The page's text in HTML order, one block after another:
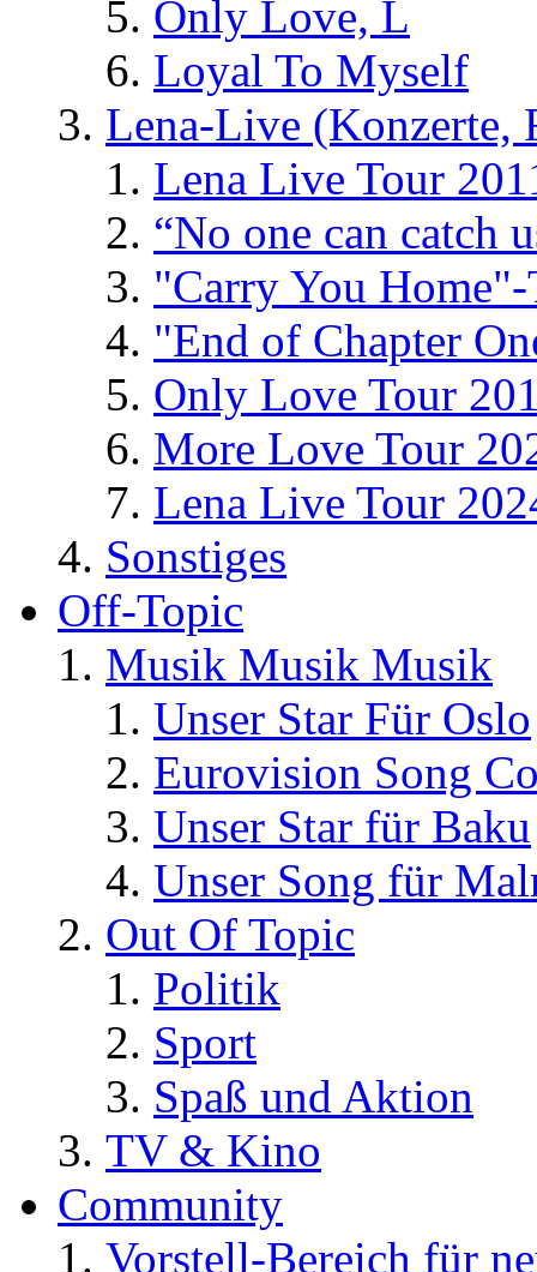
Only Love, L
Loyal To Myself
Lena-Live (Konzerte,
Lena Live Tour
“No one can catch
"Carry You
"End of Chapter
Only Love Tour
More Love Tour
Lena Live Tour
Sonstiges
Off-Topic
Musik Musik Musik
Unser Star Für Oslo
Eurovision Song
Unser Star für Baku
Unser Song für
Out Of Topic
Politik
Sport
Spaß und Aktion
TV & Kino
Community
Vorstell-Bereich für